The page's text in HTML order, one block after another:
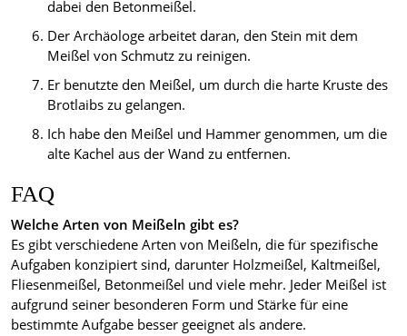
dabei den Betonmeißel.
Der Archäologe arbeitet daran, den Stein mit dem
Meißel von Schmutz zu reinigen.
Er benutzte den Meißel, um durch die harte Kruste des
Brotlaibs zu gelangen.
Ich habe den Meißel und Hammer genommen, um die
alte Kachel aus der Wand zu entfernen.
FAQ
Welche Arten von Meißeln gibt es?
Es gibt verschiedene Arten von Meißeln, die für spezifische
Aufgaben konzipiert sind, darunter Holzmeißel, Kaltmeißel,
Fliesenmeißel, Betonmeißel und viele mehr. Jeder Meißel ist
aufgrund seiner besonderen Form und Stärke für eine
bestimmte Aufgabe besser geeignet als andere.